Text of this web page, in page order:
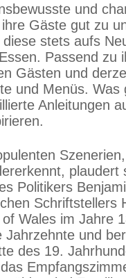
und
Gäste gut zu
stets aufs
Passend zu
Gästen und
und Menüs.
Anleitungen
plaudert
Politikers
Schriftstellers
Wales im Jahre
Jahrzehnte und
des 19.